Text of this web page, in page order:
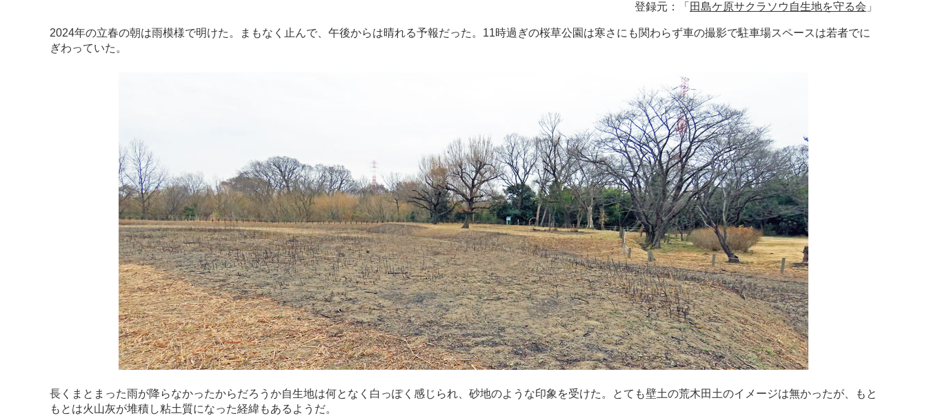
登録元：「 田島ケ原サクラソウ自生地を守る会 」
2024年の立春の朝は雨模様で明けた。まもなく止んで、午後からは晴れる予報だった。11時過ぎの桜草公園は寒さにも関わらず車の撮影で駐車場スペースは若者でに
ぎわっていた。
長くまとまった雨が降らなかったからだろうか自生地は何となく白っぽく感じられ、砂地のような印象を受けた。とても壁土の荒木田土のイメージは無かったが、もと
もとは火山灰が堆積し粘土質になった経緯もあるようだ。